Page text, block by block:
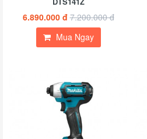
6.890.000 đ 7.200.000 đ
Mua Ngay